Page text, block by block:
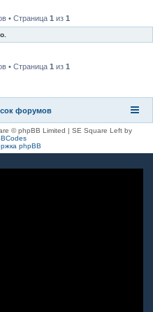
к
• Страница 1 из 1
• Страница 1 из 1
форумов
© phpBB Limited | SE Square Left by
phpBB